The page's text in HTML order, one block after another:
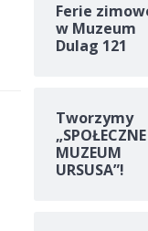
Ferie
w Muzeum
Dulag 121
Tworzymy
„SPOŁECZNE
MUZEUM
URSUSA”!